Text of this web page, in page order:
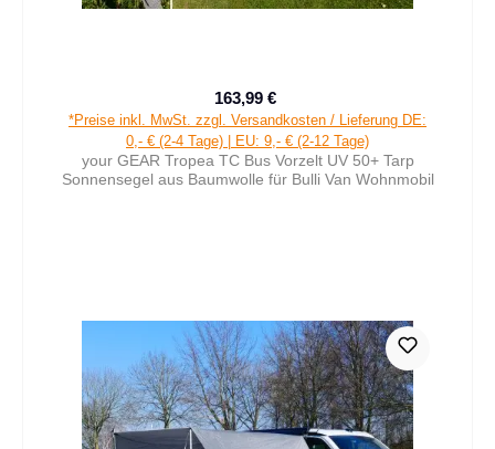
Verkaufspreis:
163,99 €
*Preise inkl. MwSt. zzgl. Versandkosten / Lieferung DE:
0,- € (2-4 Tage) | EU: 9,- € (2-12 Tage)
your GEAR Tropea TC Bus Vorzelt UV 50+ Tarp
Sonnensegel aus Baumwolle für Bulli Van Wohnmobil